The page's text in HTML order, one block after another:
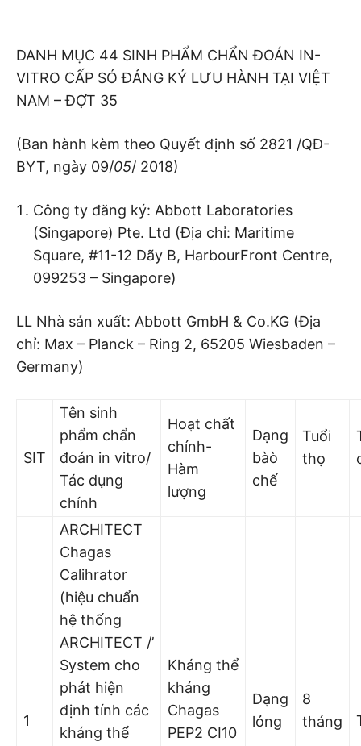
DANH MỤC 44 SINH PHẨM CHẨN ĐOÁN IN-
VITRO CẤP SÓ ĐẢNG KÝ LƯU HÀNH TẠI VIỆT
NAM – ĐỢT 35
(Ban hành kèm theo Quyết định số 2821 /QĐ-
BYT, ngày 09/05/ 2018)
Công ty đăng ký: Abbott Laboratories
(Singapore) Pte. Ltd (Địa chỉ: Maritime
Square, #11-12 Dãy B, HarbourFront Centre,
099253 – Singapore)
LL Nhà sản xuất: Abbott GmbH & Co.KG (Địa
chỉ: Max – Planck – Ring 2, 65205 Wiesbaden –
Germany)
SIT
Tên sinh
phẩm chẩn
đoán in vitro/
Tác dụng
chính
Hoạt chất
chính-
Hàm
lượng
Dạng
bàò
chế
Tuổi
thọ
1
ARCHITECT
Chagas
Calihrator
(hiệu chuẩn
hệ thống
ARCHITECT /’
System cho
phát hiện
định tính các
kháng thể
Kháng thể
kháng
Chagas
PEP2 CI10
Dạng
lỏng
8
tháng